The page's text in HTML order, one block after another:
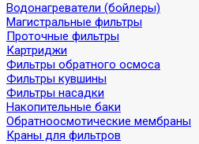
Водонагреватели (бойлеры)
Магистральные фильтры
Проточные фильтры
Картриджи
Фильтры обратного осмоса
Фильтры кувшины
Фильтры насадки
Накопительные баки
Обратноосмотические мембраны
Краны для фильтров